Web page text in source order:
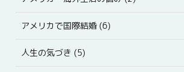
アメリカで国際結婚 (6)
人生の気づき (5)